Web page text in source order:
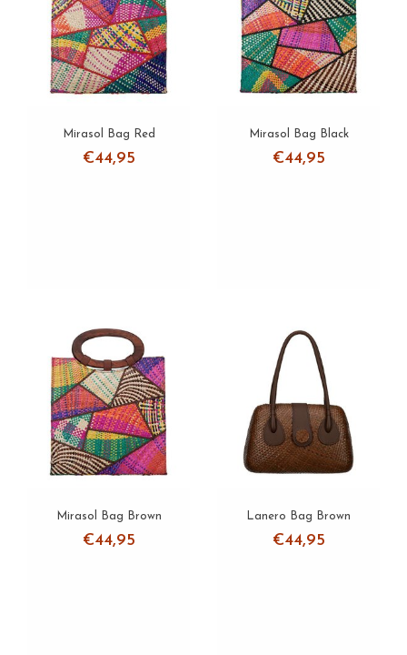
Mirasol Bag Red
€44,95
Mirasol Bag Black
€44,95
Mirasol Bag Brown
€44,95
Lanero Bag Brown
€44,95